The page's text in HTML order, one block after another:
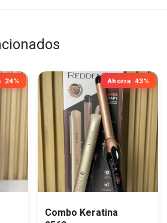
24% Ahorra 43%
Combo Keratina